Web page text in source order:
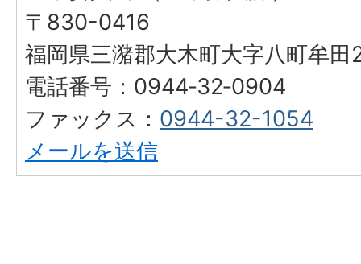
〒830-0416
福岡県三潴郡大木町大字八町牟
電話番号：0944‐32‐0904
ファックス： 0944-32-1054
メールを送信